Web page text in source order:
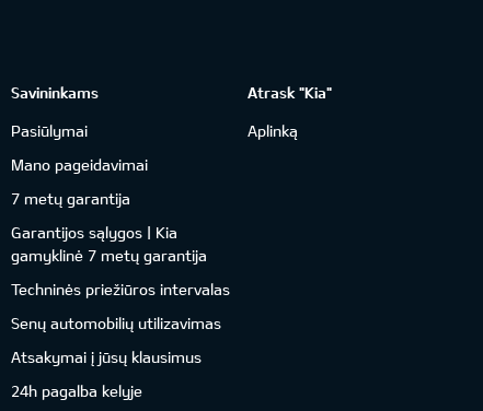
Savininkams
Pasiūlymai
Mano pageidavimai
7 metų garantija
Garantijos sąlygos | Kia
gamyklinė 7 metų garantija
Techninės priežiūros intervalas
Senų automobilių utilizavimas
Atsakymai į jūsų klausimus
24h pagalba kelyje
Atrask "Kia"
Aplinką